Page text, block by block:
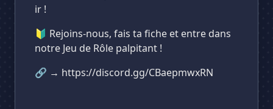
ir !
🔰 Rejoins-nous, fais ta fiche et entre dans
notre Jeu de Rôle palpitant !
🔗 → https://discord.gg/CBaepmwxRN